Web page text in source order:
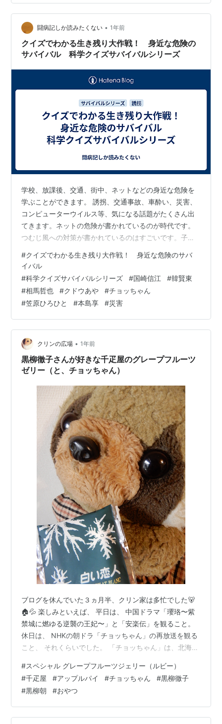
癪持ちでやきもち焼きで、これを「亭主関白」というス
タイルで片付けられていたのが昭和の時代。 今なら「モ
ラハラ夫」です。 要は我が子の泣き声がうるさいと癇癪
を起すので、チョッちゃんは赤…
闘病記しか読みたくない • 1年前
クイズでわかる生き残り大作戦！ 身近な危険の
サバイバル 科学クイズサバイバルシリーズ
学校、放課後、交通、街中、ネットなどの身近な危険を
学ぶことができます。 誘拐、交通事故、車酔い、災害、
コンピューターウイルス等、気になる話題がたくさん出
てきます。ネットの危険が書かれているのが時代です。
つむじ風への対策が書かれているのはすごいです。子供
事が知れて勉強になりました。 ---------- クイズでわか
る生き残り大作戦！ 身近な危険のサバイバル 科学クイズ
サバイバルシリーズ へのアマゾンリンクはこちら。
https://amzn.to/4mjaAjF ---------- クイズでわかる生き
残り大作戦！ 身近な危険のサバイバル 科…
#クイズでわかる生き残り大作戦！ 身近な危険のサバ
イバル
#科学クイズサバイバルシリーズ #国崎信江 #韓賢東
#相馬哲也 #クドウあや #チョッちゃん
#笠原ひろひと #本島享 #災害
クリンの広場 • 1年前
黒柳徹子さんが好きな千疋屋のグレープフルーツ
ゼリー（と、チョッちゃん）
ブログを休んでいた３ヵ月半、クリン家は多忙でした🐻
🏠💦 楽しみといえば、 平日は、 中国ドラマ「瓔珞〜紫
禁城に燃ゆる逆襲の王妃〜」と「安楽伝」を観ること。
休日は、 NHKの朝ドラ「チョッちゃん」の再放送を観る
こと、 それくらいでした。 「チョッちゃん」は、北海道
お話ですが🎶 主人公・ちょうこ（蝶子）のモデルは、あ
の、くろやなぎ（黒柳徹子）さんのお母さん、 黒柳朝
（くろやなぎ・ちょう）さんです。 （せっかくなので、
こないだ実家に帰った時に持参した、千疋屋のグレープ
フルーツゼリーの写真をのっけますね💡 黒柳さんのお気
#スペシャル グレープフルーツジェリー（ルビー）
#千疋屋 #アップルパイ #チョッちゃん #黒柳徹子
#黒柳朝 #おやつ